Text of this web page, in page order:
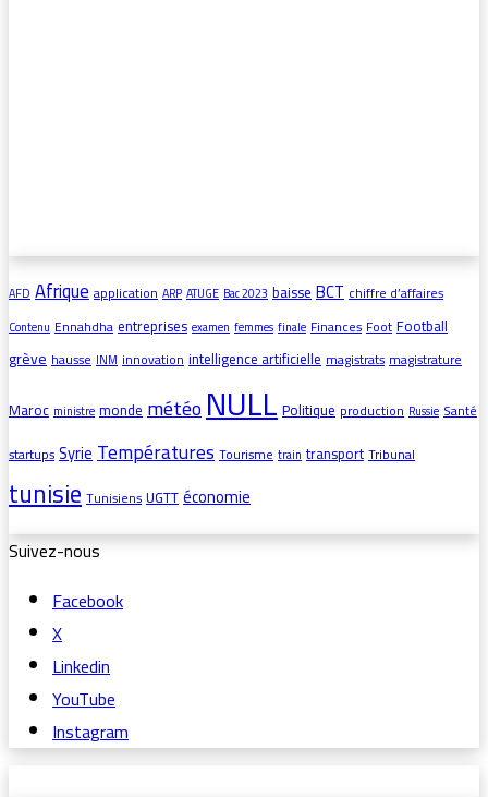
AFD Afriqueapplication ARP ATUGE Bac 2023 baisseBCTchiffre d’affaires
Contenu Ennahdhaentreprises examen femmes finale FinancesFootFootball
grèvehausse INM innovationintelligence artificiellemagistratsmagistrature
Maroc ministre mondemétéoNULLPolitique production Russie Santé
startupsSyrieTempératuresTourisme train transportTribunal
tunisieTunisiensUGTTéconomie
Suivez-nous
Facebook
X
Linkedin
YouTube
Instagram